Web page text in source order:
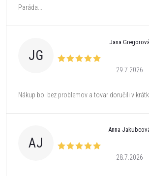
Paráda...
JG
Jana Gregorová
29.7.2026
Nákup bol bez problemov a tovar doručili v
AJ
Anna
28.7.2026